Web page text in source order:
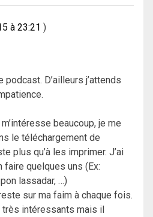
à 23:21
podcast. D’ailleurs j’attends
beaucoup, je me
le téléchargement de
plus qu’à les imprimer. J’ai
faire quelques uns (Ex:
lassadar, …)
sur ma faim à chaque fois.
intéressants mais il